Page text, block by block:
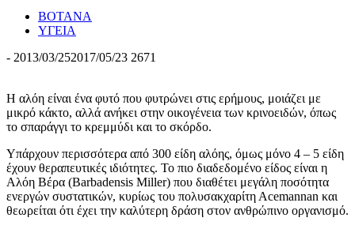
ΒΟΤΑΝΑ
ΥΓΕΙΑ
- 2013/03/252017/05/23 2671
Η αλόη είναι ένα φυτό που φυτρώνει στις ερήμους, μοιάζει με
μικρό κάκτο, αλλά ανήκει στην οικογένεια των κρινοειδών, όπως
το σπαράγγι το κρεμμύδι και το σκόρδο.
Υπάρχουν περισσότερα από 300 είδη αλόης, όμως μόνο 4 – 5 είδη
έχουν θεραπευτικές ιδιότητες. Το πιο διαδεδομένο είδος είναι η
Αλόη Βέρα (Barbadensis Miller) που διαθέτει μεγάλη ποσότητα
ενεργών συστατικών, κυρίως του πολυσακχαρίτη Αcemannan και
θεωρείται ότι έχει την καλύτερη δράση στον ανθρώπινο οργανισμό.